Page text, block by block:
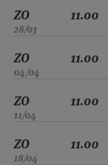
ZO
28/03
11.00
ZO
04/04
11.00
ZO
11/04
11.00
ZO
18/04
11.00